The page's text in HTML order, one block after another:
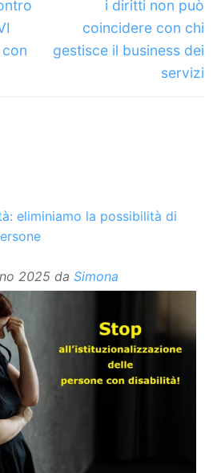
i diritti non può
coincidere con chi
gestisce il business dei
servizi
eliminiamo la possibilità di
2025 da Simona